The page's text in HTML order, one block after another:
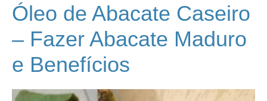
Óleo de Abacate Caseiro
– Fazer Abacate Maduro
e Benefícios